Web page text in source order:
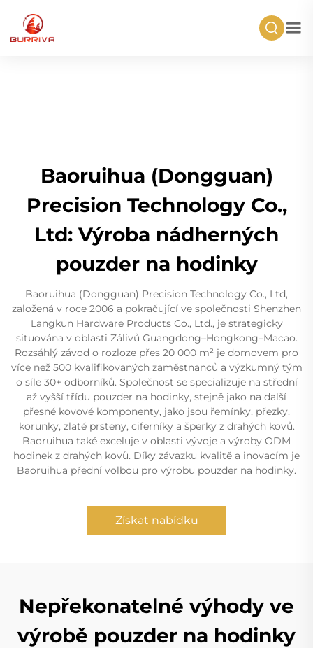
Baoruihua (Dongguan)
Precision Technology Co.,
Ltd: Výroba nádherných
pouzder na hodinky
Baoruihua (Dongguan) Precision Technology Co., Ltd,
založená v roce 2006 a pokračující ve společnosti Shenzhen
Langkun Hardware Products Co., Ltd., je strategicky
situována v oblasti Zálivů Guangdong–Hongkong–Macao.
Rozsáhlý závod o rozloze přes 20 000 m² je domovem pro
více než 500 kvalifikovaných zaměstnanců a výzkumný tým
o síle 30+ odborníků. Společnost se specializuje na střední
až vyšší třídu pouzder na hodinky, stejně jako na další
přesné kovové komponenty, jako jsou řemínky, přezky,
korunky, zlaté prsteny, ciferníky a šperky z drahých kovů.
Baoruihua také exceluje v oblasti vývoje a výroby ODM
hodinek z drahých kovů. Díky závazku kvalitě a inovacím je
Baoruihua přední volbou pro výrobu pouzder na hodinky.
Získat nabídku
Nepřekonatelné výhody ve
výrobě pouzder na hodinky